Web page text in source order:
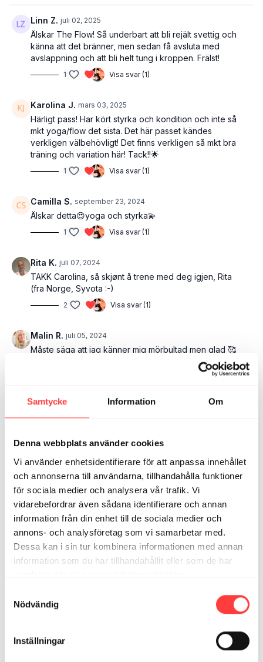
Samtycke Information Om
Denna webbplats använder cookies
Vi använder enhetsidentifierare för att anpassa innehållet
och annonserna till användarna, tillhandahålla funktioner
för sociala medier och analysera vår trafik. Vi
vidarebefordrar även sådana identifierare och annan
information från din enhet till de sociala medier och
annons- och analysföretag som vi samarbetar med.
Dessa kan i sin tur kombinera informationen med annan
information som du har tillhandahållit eller som de har
Nödvändig
Inställningar
anpassa och ersätta där du behöver. Ryggligande avslappning
med Happy baby och sköna sidovridningar avslutar passet.
Det här är The Flow 2:
The flow
Hela kroppen
36 minuter
Linn Z. juli 02, 2025
Älskar The Flow! Så underbart att bli rejält svettig och
känna att det bränner, men sedan få avsluta med
avslappning och att bli helt tung i kroppen. Frälst!
1 Visa svar (1)
Karolina J. mars 03, 2025
Härligt pass! Har kört styrka och kondition och inte så
mkt yoga/flow det sista. Det här passet kändes
verkligen välbehövligt! Det finns verkligen så mkt bra
träning och variation här! Tack!!🌟
1 Visa svar (1)
Camilla S. september 23, 2024
Älskar detta😍yoga och styrka💫
1 Visa svar (1)
Rita K. juli 07, 2024
TAKK Carolina, så skjønt å trene med deg igjen, Rita
(fra Norge, Syvota :-)
2 Visa svar (1)
Malin R. juli 05, 2024
Måste säga att jag känner mig mörbultad men glad 🥰
Caroline Å.
blir ett avbrott i flödet om man inte riktigt klarar en
övning, tack!
4 Visa svar (1)
Anna juni 23, 2024
Bästa ever! Övningarna + musiken 🙌🫶💪
2 Visa svar (1)
Christina H. juni 11, 2024
Mmm ljuvligt och jobbigt pass! 😍